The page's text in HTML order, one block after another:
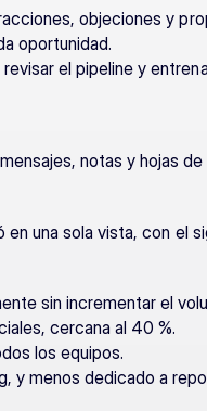
objeciones y
oportunidad.
el pipeline y
notas y hojas
una sola vista, con el
sin incrementar el
cercana al 40 %.
los equipos.
y menos dedicado a